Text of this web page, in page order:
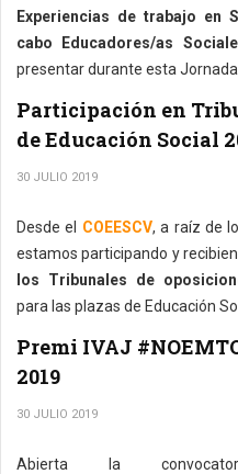
Experiencias de trabajo en
cabo Educadores/as
presentar durante esta
Participación en
de Educación Social
30 JULIO 2019
Desde el COEESCV, a raíz de
estamos participando y
los Tribunales de
para las plazas de Educación
Premi IVAJ
2019
30 JULIO 2019
Abierta la